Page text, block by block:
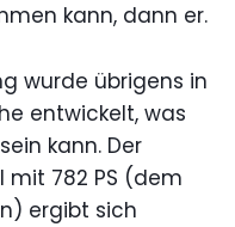
kann, dann er.
wurde übrigens in
entwickelt, was
kann. Der
mit 782 PS (dem
ergibt sich